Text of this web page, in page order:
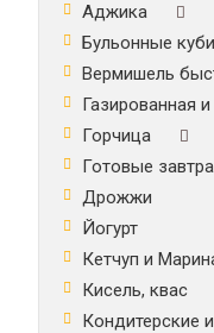
Аджика
Бульонные
Вермишель
Газированная
Горчица
Готовые
Дрожжи
Йогурт
Кетчуп и
Кисель, квас
Кондитерские